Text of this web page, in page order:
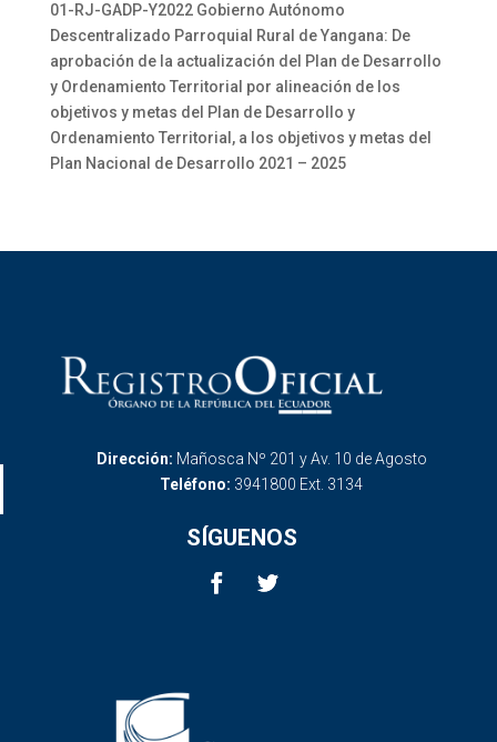
01-RJ-GADP-Y2022 Gobierno Autónomo
Descentralizado Parroquial Rural de Yangana: De
aprobación de la actualización del Plan de Desarrollo
y Ordenamiento Territorial por alineación de los
objetivos y metas del Plan de Desarrollo y
Ordenamiento Territorial, a los objetivos y metas del
Plan Nacional de Desarrollo 2021 – 2025
Dirección: Mañosca Nº 201 y Av. 10 de Agosto
Teléfono: 3941800 Ext. 3134
SÍGUENOS